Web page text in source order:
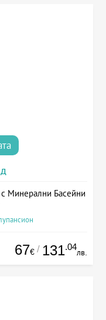
Минерални Басейни
67€ / 131.04
лв.